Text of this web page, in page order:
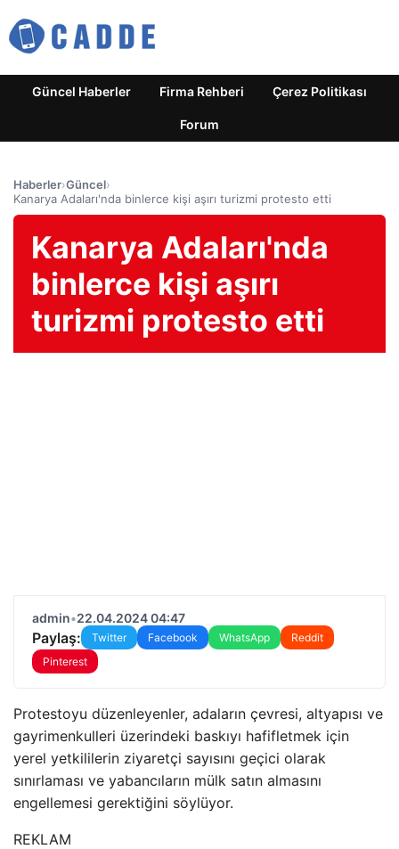
Güncel Haberler Firma Rehberi Çerez Politikası
Forum
Haberler›Güncel›
Kanarya Adaları'nda binlerce kişi aşırı turizmi protesto etti
Kanarya Adaları'nda
binlerce kişi aşırı
turizmi protesto etti
admin•22.04.2024 04:47
Paylaş: Twitter Facebook WhatsApp
Reddit
Pinterest
Protestoyu düzenleyenler, adaların çevresi, altyapısı ve
gayrimenkulleri üzerindeki baskıyı hafifletmek için
yerel yetkililerin ziyaretçi sayısını geçici olarak
sınırlaması ve yabancıların mülk satın almasını
engellemesi gerektiğini söylüyor.
REKLAM